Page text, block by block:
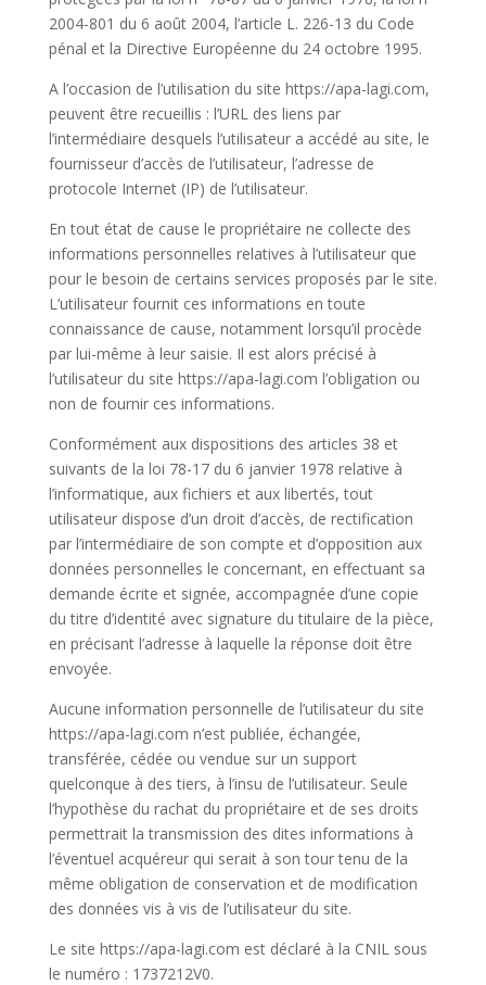
2004-801 du 6 août 2004, l’article L. 226-13 du Code
pénal et la Directive Européenne du 24 octobre 1995.
A l’occasion de l’utilisation du site https://apa-lagi.com,
peuvent être recueillis : l’URL des liens par
l’intermédiaire desquels l’utilisateur a accédé au site, le
fournisseur d’accès de l’utilisateur, l’adresse de
protocole Internet (IP) de l’utilisateur.
En tout état de cause le propriétaire ne collecte des
informations personnelles relatives à l’utilisateur que
pour le besoin de certains services proposés par le site.
L’utilisateur fournit ces informations en toute
connaissance de cause, notamment lorsqu’il procède
par lui-même à leur saisie. Il est alors précisé à
l’utilisateur du site https://apa-lagi.com l’obligation ou
non de fournir ces informations.
Conformément aux dispositions des articles 38 et
suivants de la loi 78-17 du 6 janvier 1978 relative à
l’informatique, aux fichiers et aux libertés, tout
utilisateur dispose d’un droit d’accès, de rectification
par l’intermédiaire de son compte et d’opposition aux
données personnelles le concernant, en effectuant sa
demande écrite et signée, accompagnée d’une copie
du titre d’identité avec signature du titulaire de la pièce,
en précisant l’adresse à laquelle la réponse doit être
envoyée.
Aucune information personnelle de l’utilisateur du site
https://apa-lagi.com n’est publiée, échangée,
transférée, cédée ou vendue sur un support
quelconque à des tiers, à l’insu de l’utilisateur. Seule
l’hypothèse du rachat du propriétaire et de ses droits
permettrait la transmission des dites informations à
l’éventuel acquéreur qui serait à son tour tenu de la
même obligation de conservation et de modification
des données vis à vis de l’utilisateur du site.
Le site https://apa-lagi.com est déclaré à la CNIL sous
le numéro : 1737212V0.